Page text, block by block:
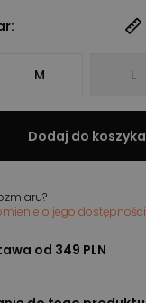
M L
Dodaj do koszyka
o jego dostępności
od 349 PLN